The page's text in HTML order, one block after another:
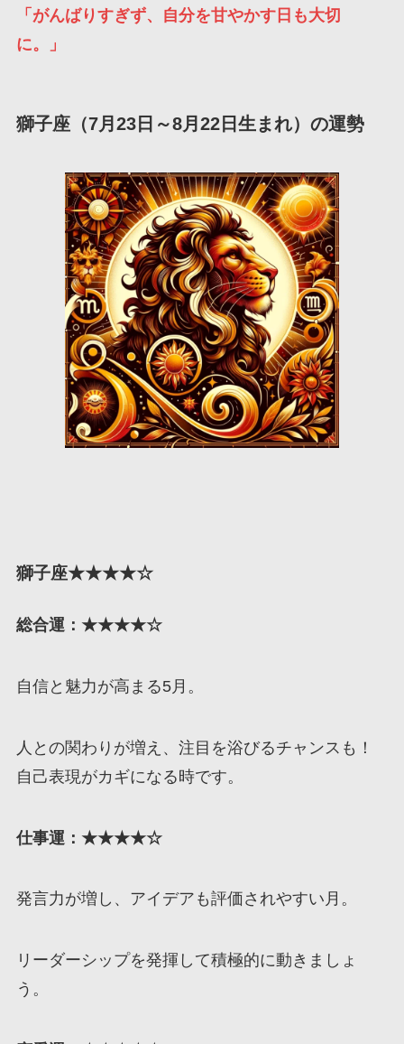
「がんばりすぎず、自分を甘やかす日も大切
に。」
獅子座（7月23日～8月22日生まれ）の運勢
獅子座★★★★☆
総合運：★★★★☆
自信と魅力が高まる5月。
人との関わりが増え、注目を浴びるチャンスも！
自己表現がカギになる時です。
仕事運：★★★★☆
発言力が増し、アイデアも評価されやすい月。
リーダーシップを発揮して積極的に動きましょ
う。